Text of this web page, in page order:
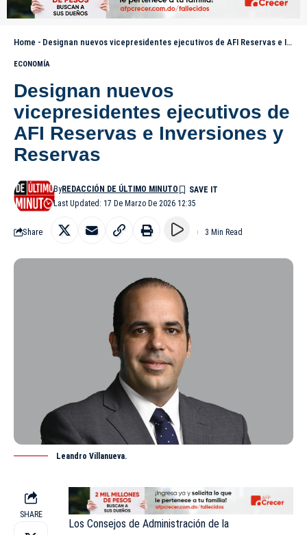
Home - Designan nuevos vicepresidentes ejecutivos de AFI Reservas e Inversiones y Reservas
ECONOMÍA
Designan nuevos
vicepresidentes ejecutivos de
AFI Reservas e Inversiones y
Reservas
Last Updated: 17 De Marzo De 2026 12:35
ByREDACCIÓN DE ÚLTIMO MINUTO
Share 3 Min Read
Leandro Villanueva.
SHARE
Los Consejos de Administración de la